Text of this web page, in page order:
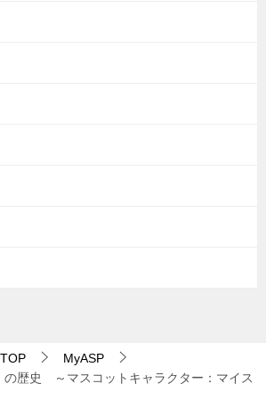
TOP
MyASP
の歴史 ～マスコットキャラクター：マイス